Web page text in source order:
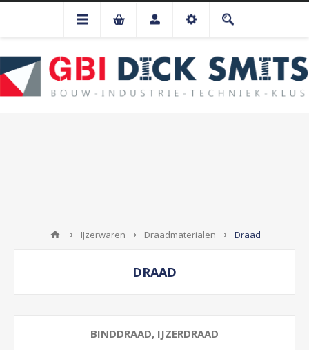
IJzerwaren Draadmaterialen Draad
DRAAD
BINDDRAAD, IJZERDRAAD